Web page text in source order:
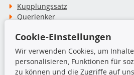
Kupplungssatz
Querlenker
Stoßdämpfer
TecDoc Inside
Cookie-Einstellungen
Wir verwenden Cookies, um
personalisieren, Funktionen für
zu können und die Zugriffe auf